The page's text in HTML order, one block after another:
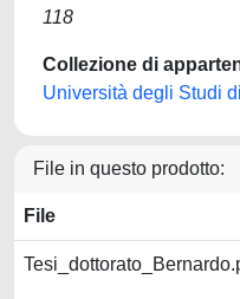
118
Collezione di
Università degli Studi
File in questo prodotto:
File